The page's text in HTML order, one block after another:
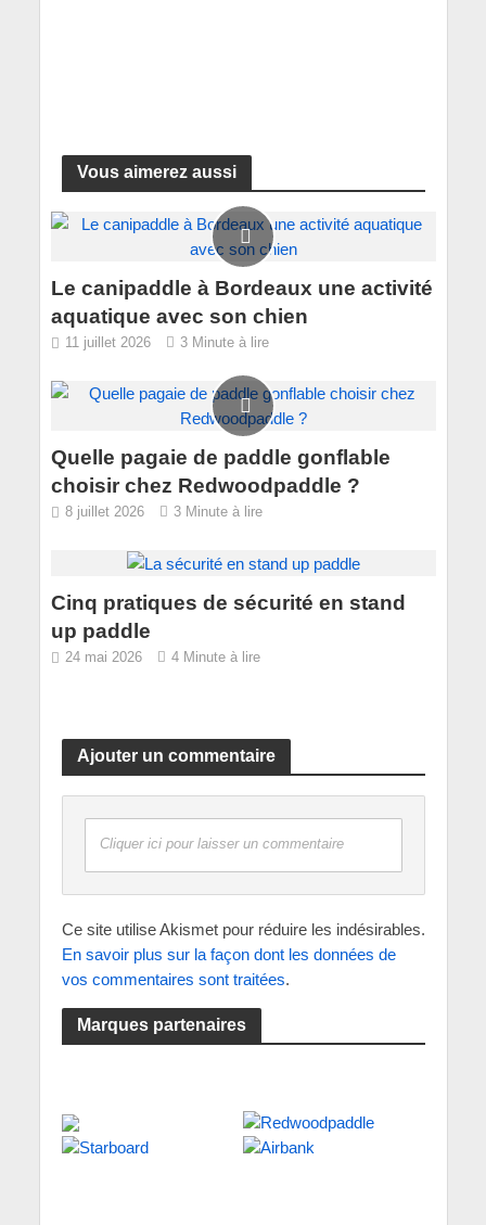
Vous aimerez aussi
Le canipaddle à Bordeaux une activité
aquatique avec son chien
11 juillet 2026 3 Minute à lire
Quelle pagaie de paddle gonflable
choisir chez Redwoodpaddle ?
8 juillet 2026 3 Minute à lire
Cinq pratiques de sécurité en stand
up paddle
24 mai 2026 4 Minute à lire
Ajouter un commentaire
Cliquer ici pour laisser un commentaire
Ce site utilise Akismet pour réduire les indésirables.
En savoir plus sur la façon dont les données de
vos commentaires sont traitées.
Marques partenaires